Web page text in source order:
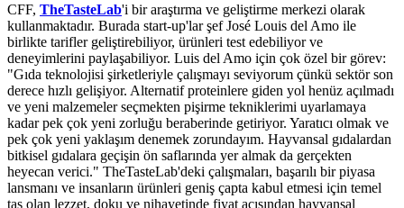
CFF, TheTasteLab'i bir araştırma ve geliştirme merkezi olarak
kullanmaktadır. Burada start-up'lar şef José Louis del Amo ile
birlikte tarifler geliştirebiliyor, ürünleri test edebiliyor ve
deneyimlerini paylaşabiliyor. Luis del Amo için çok özel bir görev:
"Gıda teknolojisi şirketleriyle çalışmayı seviyorum çünkü sektör son
derece hızlı gelişiyor. Alternatif proteinlere giden yol henüz açılmadı
ve yeni malzemeler seçmekten pişirme tekniklerimi uyarlamaya
kadar pek çok yeni zorluğu beraberinde getiriyor. Yaratıcı olmak ve
pek çok yeni yaklaşım denemek zorundayım. Hayvansal gıdalardan
bitkisel gıdalara geçişin ön saflarında yer almak da gerçekten
heyecan verici." TheTasteLab'deki çalışmaları, başarılı bir piyasa
lansmanı ve insanların ürünleri geniş çapta kabul etmesi için temel
taş olan lezzet, doku ve nihayetinde fiyat açısından hayvansal